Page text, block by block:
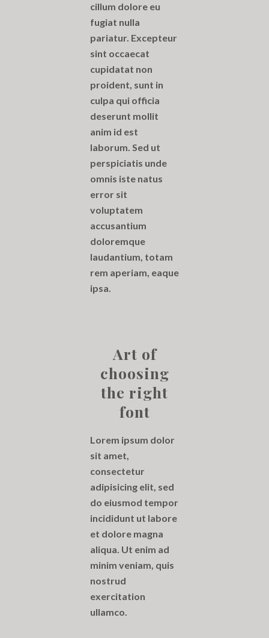
cillum dolore eu
fugiat nulla
pariatur. Excepteur
sint occaecat
cupidatat non
proident, sunt in
culpa qui officia
deserunt mollit
anim id est
laborum. Sed ut
perspiciatis unde
omnis iste natus
error sit
voluptatem
accusantium
doloremque
laudantium, totam
rem aperiam, eaque
ipsa.
Art of
choosing
the right
font
Lorem ipsum dolor
sit amet,
consectetur
adipisicing elit, sed
do eiusmod tempor
incididunt ut labore
et dolore magna
aliqua. Ut enim ad
minim veniam, quis
nostrud
exercitation
ullamco.